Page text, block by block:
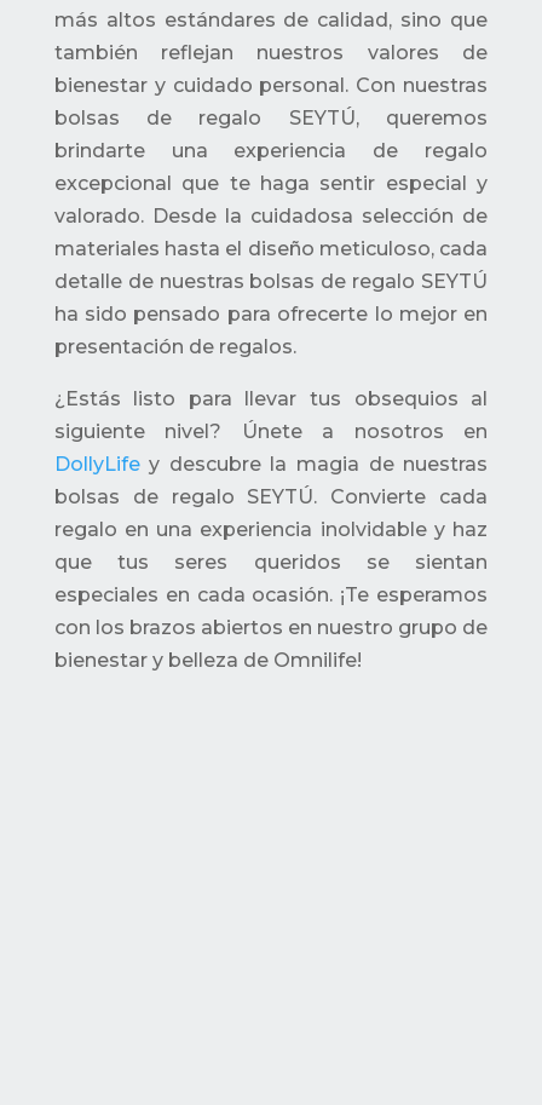
más altos estándares de calidad, sino que
también reflejan nuestros valores de
bienestar y cuidado personal. Con nuestras
bolsas de regalo SEYTÚ, queremos
brindarte una experiencia de regalo
excepcional que te haga sentir especial y
valorado. Desde la cuidadosa selección de
materiales hasta el diseño meticuloso, cada
detalle de nuestras bolsas de regalo SEYTÚ
ha sido pensado para ofrecerte lo mejor en
presentación de regalos.
¿Estás listo para llevar tus obsequios al
siguiente nivel? Únete a nosotros en
DollyLifey descubre la magia de nuestras
bolsas de regalo SEYTÚ. Convierte cada
regalo en una experiencia inolvidable y haz
que tus seres queridos se sientan
especiales en cada ocasión. ¡Te esperamos
con los brazos abiertos en nuestro grupo de
bienestar y belleza de Omnilife!